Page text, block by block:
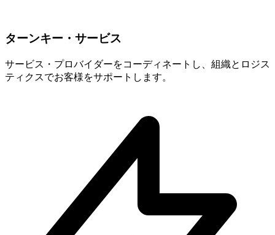
ターンキー・サービス
サービス・プロバイダーをコーディネートし、組織とロジス
ティクスでお客様をサポートします。